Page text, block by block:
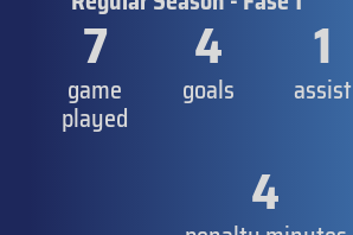
7
game
played
4
goals
1
assist
4